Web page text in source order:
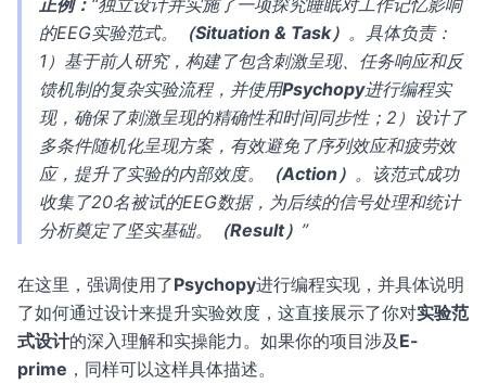
正例： “独立设计并实施了一项探究睡眠对工作记忆影响
的EEG实验范式。
（Situation & Task） 。具体负责：
1）基于前人研究，构建了包含刺激呈现、任务响应和反
馈机制的复杂实验流程，并使用Psychopy进行编程实
现，确保了刺激呈现的精确性和时间同步性；2）设计了
多条件随机化呈现方案，有效避免了序列效应和疲劳效
应，提升了实验的内部效度。
（Action） 。该范式成功
收集了20名被试的EEG数据，为后续的信号处理和统计
分析奠定了坚实基础。
（Result） ”
在这里，强调使用了Psychopy进行编程实现，并具体说明
了如何通过设计来提升实验效度，这直接展示了你对实验范
式设计的深入理解和实操能力。如果你的项目涉及 E-
prime ，同样可以这样具体描述。